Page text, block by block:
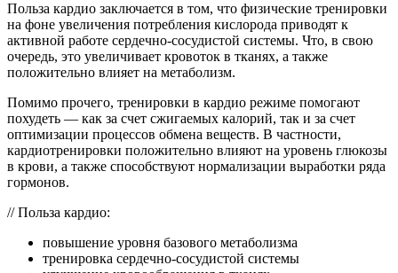
Польза кардио заключается в том, что физические тренировки
на фоне увеличения потребления кислорода приводят к
активной работе сердечно-сосудистой системы. Что, в свою
очередь, это увеличивает кровоток в тканях, а также
положительно влияет на метаболизм.
Помимо прочего, тренировки в кардио режиме помогают
похудеть — как за счет сжигаемых калорий, так и за счет
оптимизации процессов обмена веществ. В частности,
кардиотренировки положительно влияют на уровень глюкозы
в крови, а также способствуют нормализации выработки ряда
гормонов.
// Польза кардио:
повышение уровня базового метаболизма
тренировка сердечно-сосудистой системы